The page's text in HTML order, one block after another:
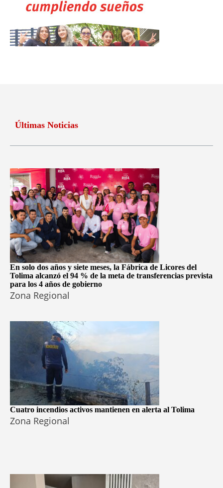
Últimas Noticias
En solo dos años y siete meses, la Fábrica de Licores del
Tolima alcanzó el 94 % de la meta de transferencias prevista
para los 4 años de gobierno
Zona Regional
Cuatro incendios activos mantienen en alerta al Tolima
Zona Regional